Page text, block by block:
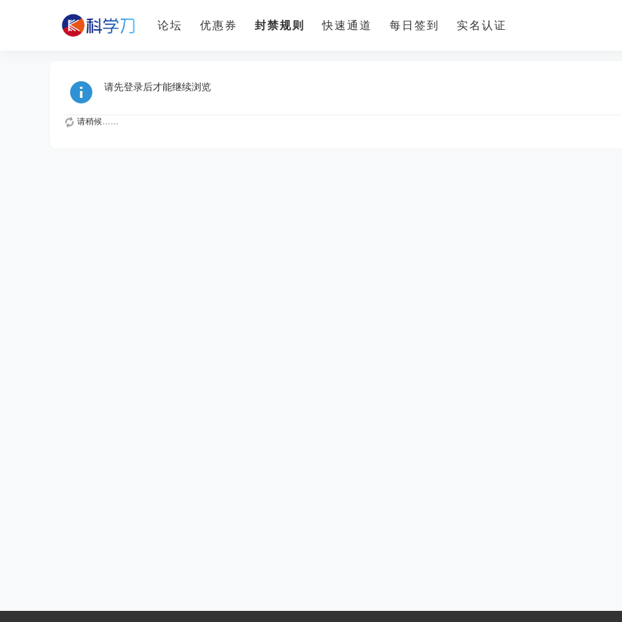
论坛 优惠券 封禁规则 快速通道 每日签到 实名认证
请先登录后才能继续浏览
请稍候……